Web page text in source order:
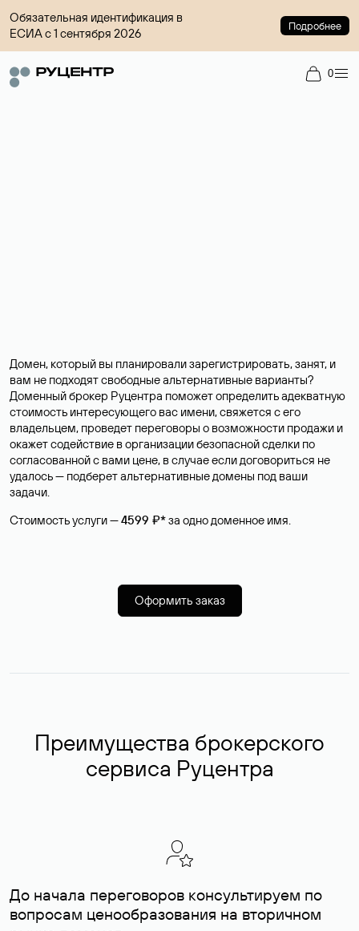
Обязательная идентификация в
ЕСИА с 1 сентября 2026
Подробнее
0
Домен, который вы планировали зарегистрировать, занят, и
вам не подходят свободные альтернативные варианты?
Доменный брокер Руцентра поможет определить адекватную
стоимость интересующего вас имени, свяжется с его
владельцем, проведет переговоры о возможности продажи и
окажет содействие в организации безопасной сделки по
согласованной с вами цене, в случае если договориться не
удалось — подберет альтернативные домены под ваши
задачи.
Стоимость услуги —4599 ₽*за одно доменное имя.
Оформить заказ
Преимущества брокерского
сервиса Руцентра
До начала переговоров консультируем по
вопросам ценообразования на вторичном